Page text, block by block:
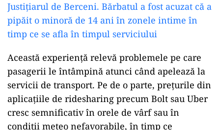
Justițiarul de Berceni. Bărbatul a fost acuzat că a
pipăit o minoră de 14 ani în zonele intime în
timp ce se afla în timpul serviciului
Această experiență relevă problemele pe care
pasagerii le întâmpină atunci când apelează la
servicii de transport. Pe de o parte, prețurile din
aplicațiile de ridesharing precum Bolt sau Uber
cresc semnificativ în orele de vârf sau în
condiții meteo nefavorabile, în timp ce